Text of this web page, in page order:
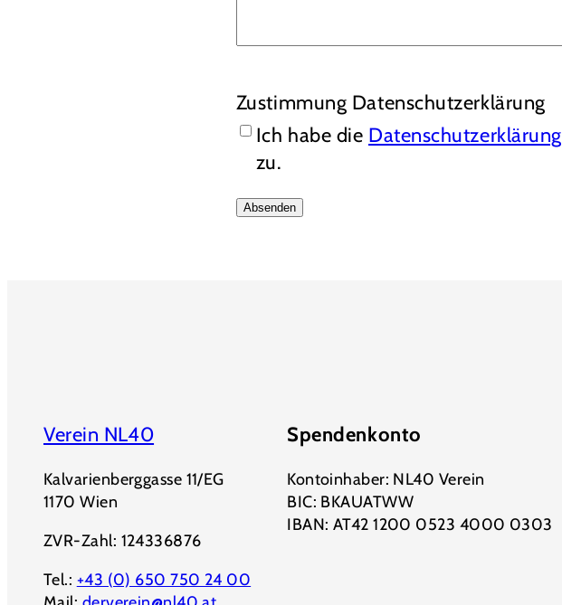
Zustimmung Datenschutzerklärung
Ich habe die Datenschutzerklärung
zu.
Verein NL40
Kalvarienberggasse 11/EG
1170 Wien
ZVR-Zahl: 124336876
Tel.: +43 (0) 650 750 24 00
Spendenkonto
Kontoinhaber: NL40 Verein
BIC: BKAUATWW
IBAN: AT42 1200 0523 4000 0303